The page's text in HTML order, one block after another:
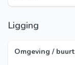
Ligging
Omgeving / buurt